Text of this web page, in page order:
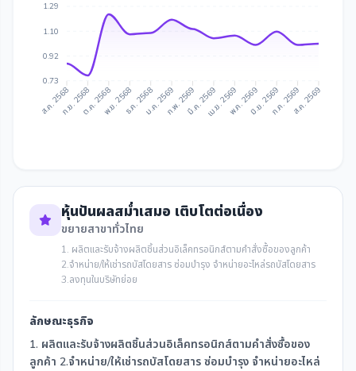
1.29
1.10
0.92
0.73
ส.ค. 2568ก.ย. 2568ต.ค. 2568พ.ย. 2568ธ.ค. 2568ม.ค. 2569ก.พ. 2569มี.ค. 2569เม.ย. 2569พ.ค. 2569มิ.ย. 2569ก.ค. 2569ส.ค. 2569
หุ้นปันผลสม่ำเสมอ เติบโตต่อเนื่อง
ขยายสาขาทั่วไทย
1. ผลิตและรับจ้างผลิตชิ้นส่วนอิเล็คทรอนิกส์ตามคำสั่งซื้อของลูกค้า
2.จำหน่าย/ให้เช่ารถบัสโดยสาร ซ่อมบำรุง จำหน่ายอะไหล่รถบัสโดยสาร
3.ลงทุนในบริษัทย่อย
ลักษณะธุรกิจ
1. ผลิตและรับจ้างผลิตชิ้นส่วนอิเล็คทรอนิกส์ตามคำสั่งซื้อของ
ลูกค้า 2.จำหน่าย/ให้เช่ารถบัสโดยสาร ซ่อมบำรุง จำหน่ายอะไหล่